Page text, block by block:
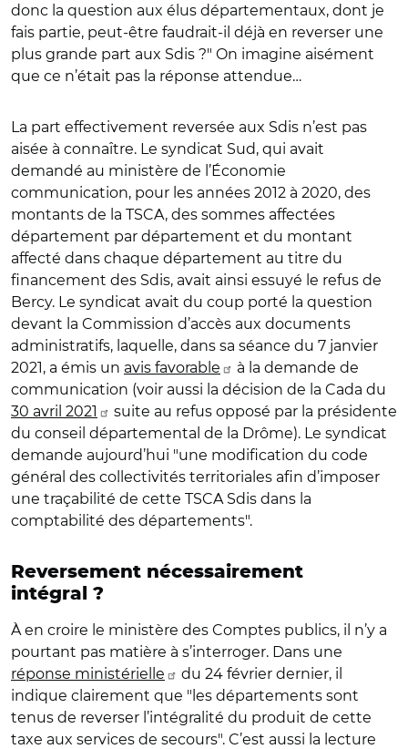
donc la question aux élus départementaux, dont je
fais partie, peut-être faudrait-il déjà en reverser une
plus grande part aux Sdis ?" On imagine aisément
que ce n’était pas la réponse attendue…
La part effectivement reversée aux Sdis n’est pas
aisée à connaître. Le syndicat Sud, qui avait
demandé au ministère de l’Économie
communication, pour les années 2012 à 2020, des
montants de la TSCA, des sommes affectées
département par département et du montant
affecté dans chaque département au titre du
financement des Sdis, avait ainsi essuyé le refus de
Bercy. Le syndicat avait du coup porté la question
devant la Commission d’accès aux documents
administratifs, laquelle, dans sa séance du 7 janvier
2021, a émis un avis favorable
à la demande de
communication (voir aussi la décision de la Cada du
30 avril 2021
suite au refus opposé par la présidente
du conseil départemental de la Drôme). Le syndicat
demande aujourd’hui "une modification du code
général des collectivités territoriales afin d’imposer
une traçabilité de cette TSCA Sdis dans la
comptabilité des départements".
Reversement nécessairement
intégral ?
À en croire le ministère des Comptes publics, il n’y a
pourtant pas matière à s’interroger. Dans une
réponse ministérielle
du 24 février dernier, il
indique clairement que "les départements sont
tenus de reverser l’intégralité du produit de cette
taxe aux services de secours". C’est aussi la lecture